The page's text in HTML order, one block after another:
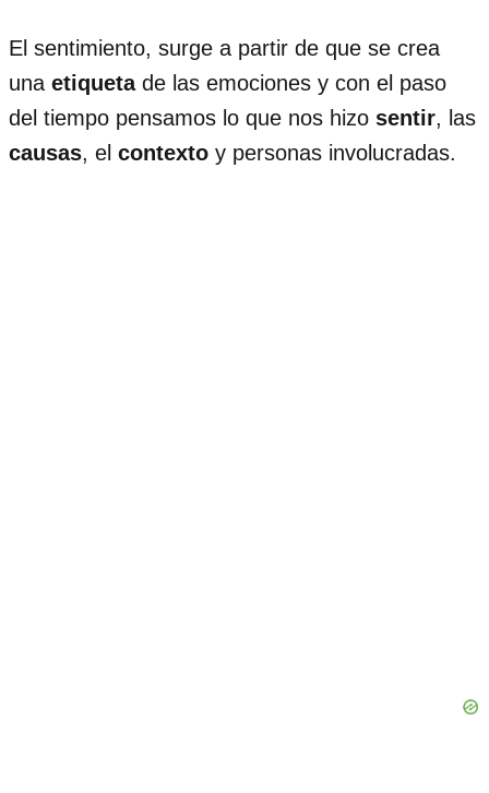
El sentimiento, surge a partir de que se crea
una etiquetade las emociones y con el paso
del tiempo pensamos lo que nos hizo sentir, las
causas, el contexto y personas involucradas.